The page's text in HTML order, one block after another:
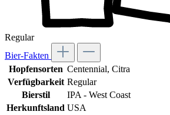
Regular
Bier-Fakten
Hopfensorten Centennial, Citra
Verfügbarkeit Regular
Bierstil
IPA - West Coast
Herkunftsland USA